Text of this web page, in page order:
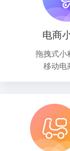
电商
拖拽式小
移动电